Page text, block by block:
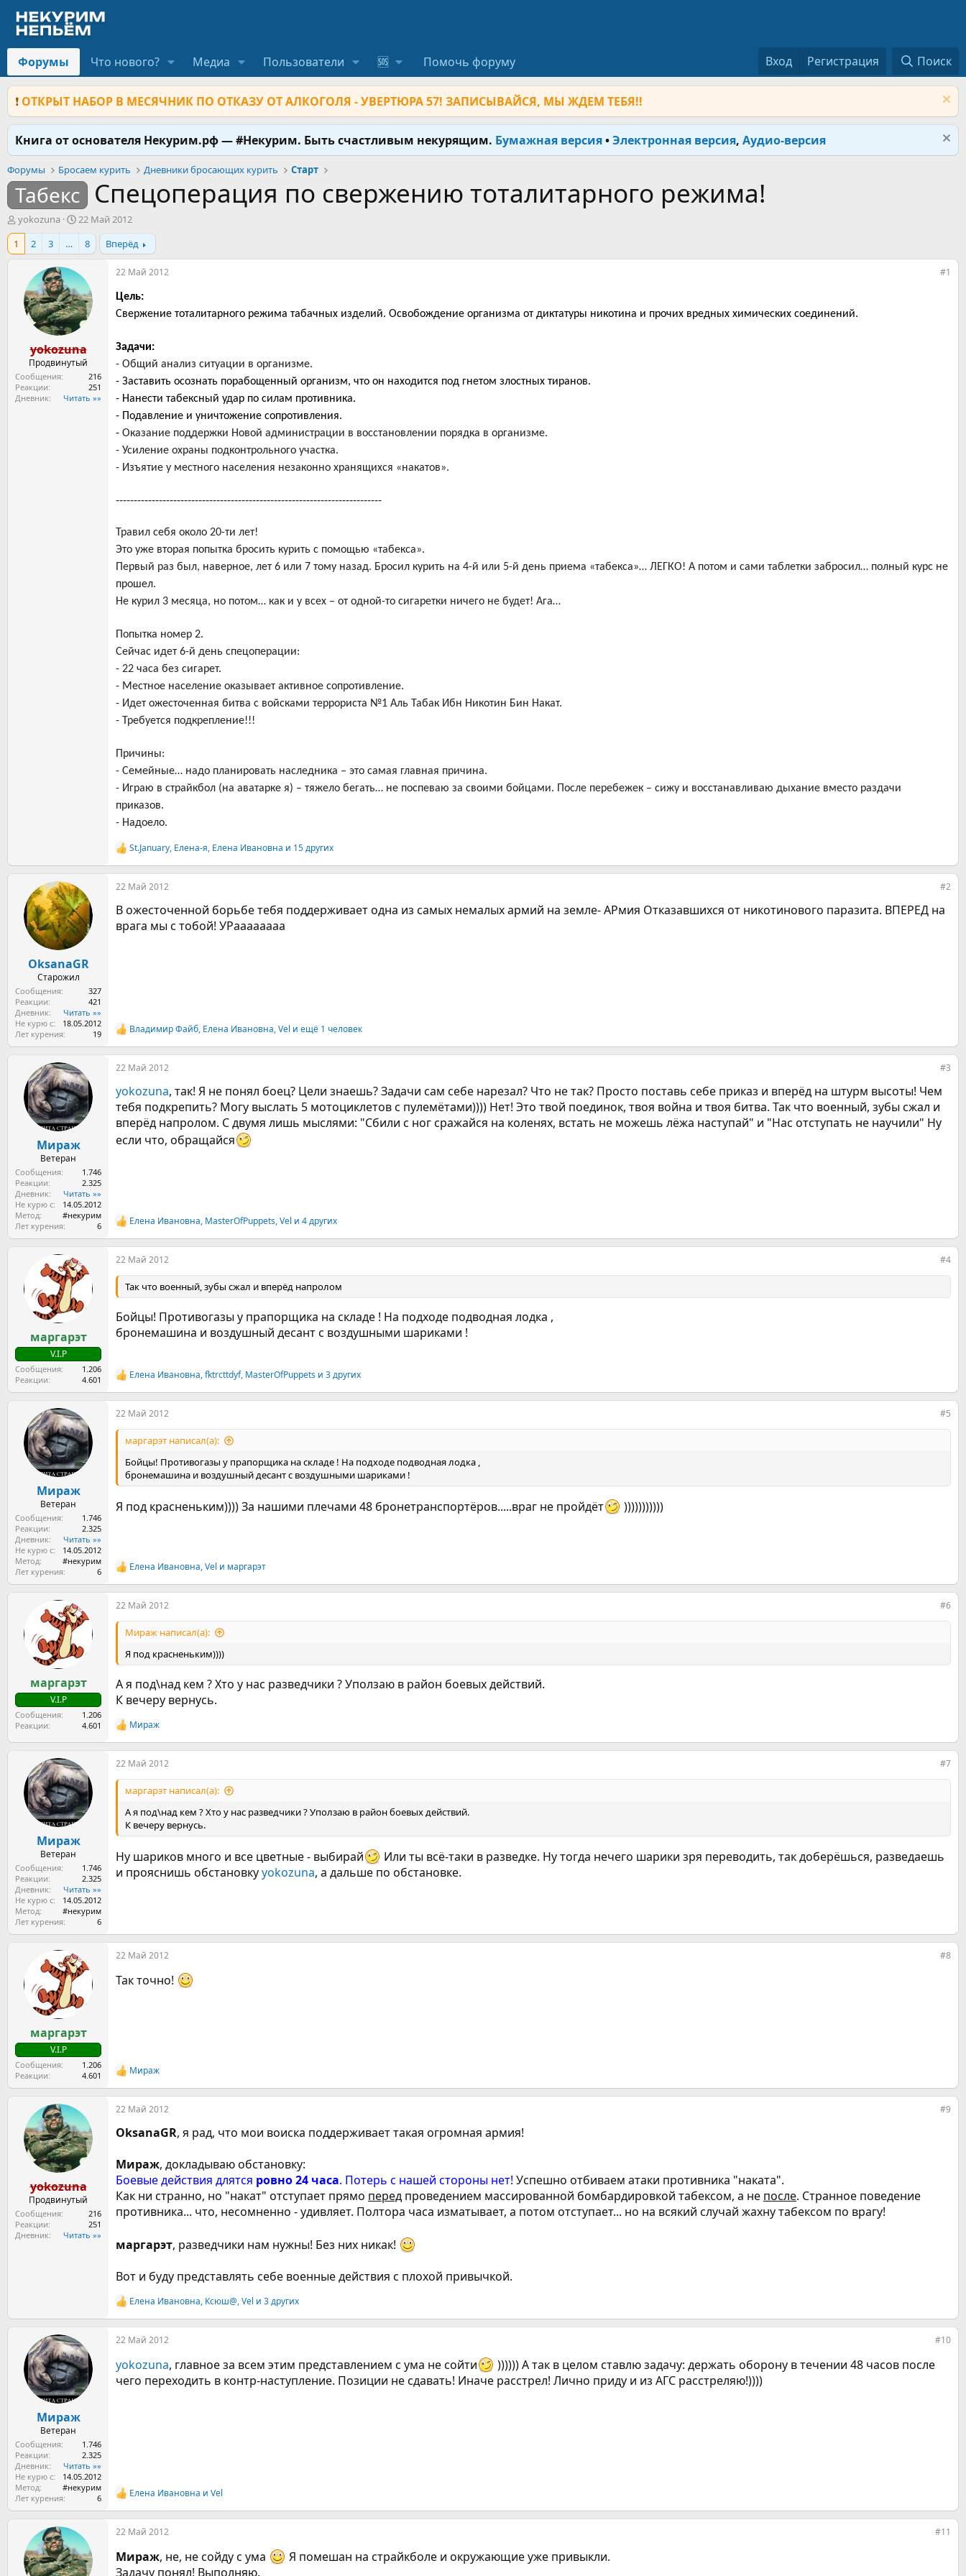
Форумы Что нового? Медиа Пользователи 🆘 Помочь форуму Вход Регистрация Поиск
❗ ОТКРЫТ НАБОР В МЕСЯЧНИК ПО ОТКАЗУ ОТ АЛКОГОЛЯ - УВЕРТЮРА 57! ЗАПИСЫВАЙСЯ, МЫ ЖДЕМ ТЕБЯ!!
Книга от основателя Некурим.рф — #Некурим. Быть счастливым некурящим. Бумажная версия•Электронная версия, Аудио-версия
Форумы Бросаем курить Дневники бросающих курить Старт
Табекс Спецоперация по свержению тоталитарного режима!
А
в
о
м
yokozuna
Д
а
а
н
а
ч
а
л
22 Май 2012
1
2 3 … 8 Вперёд
yokozuna
Продвинутый
Сообщения
216
Реакции
251
Дневник
Читать »»
22 Май 2012 #1
Цель:
Свержение тоталитарного режима табачных изделий. Освобождение организма от диктатуры никотина и прочих вредных химических соединений.
Задачи:
- Общий анализ ситуации в организме.
- Заставить осознать порабощенный организм, что он находится под гнетом злостных тиранов.
- Нанести табексный удар по силам противника.
- Подавление и уничтожение сопротивления.
- Оказание поддержки Новой администрации в восстановлении порядка в организме.
- Усиление охраны подконтрольного участка.
- Изъятие у местного населения незаконно хранящихся «накатов».
--------------------------------------------------------------------------
Травил себя около 20-ти лет!
Это уже вторая попытка бросить курить с помощью «табекса».
Первый раз был, наверное, лет 6 или 7 тому назад. Бросил курить на 4-й или 5-й день приема «табекса»… ЛЕГКО! А потом и сами таблетки забросил… полный курс не
прошел.
Не курил 3 месяца, но потом… как и у всех – от одной-то сигаретки ничего не будет! Ага…
Попытка номер 2.
Сейчас идет 6-й день спецоперации:
- 22 часа без сигарет.
- Местное население оказывает активное сопротивление.
- Идет ожесточенная битва с войсками террориста №1 Аль Табак Ибн Никотин Бин Накат.
- Требуется подкрепление!!!
Причины:
- Семейные… надо планировать наследника – это самая главная причина.
- Играю в страйкбол (на аватарке я) – тяжело бегать… не поспеваю за своими бойцами. После перебежек – сижу и восстанавливаю дыхание вместо раздачи
приказов.
- Надоело.
Р
е
а
к
и
и
:
St.January, Елена-я, Елена Ивановна и 15 других
OksanaGR
Старожил
Сообщения
327
Реакции
421
Дневник
Читать »»
Не курю с
18.05.2012
Лет курения
19
22 Май 2012 #2
В ожесточенной борьбе тебя поддерживает одна из самых немалых армий на земле- АРмия Отказавшихся от никотинового паразита. ВПЕРЕД на
врага мы с тобой! УРаааааааа
Р
е
а
к
и
и
Владимир Файб, Елена Ивановна,Vel и ещё 1 человек
Мираж
Ветеран
Сообщения
1.746
Реакции
2.325
Дневник
Читать »»
Не курю с
14.05.2012
Метод
#некурим
Лет курения
6
22 Май 2012 #3
yokozuna, так! Я не понял боец? Цели знаешь? Задачи сам себе нарезал? Что не так? Просто поставь себе приказ и вперёд на штурм высоты! Чем
тебя подкрепить? Могу выслать 5 мотоциклетов с пулемётами)))) Нет! Это твой поединок, твоя война и твоя битва. Так что военный, зубы сжал и
вперёд напролом. С двумя лишь мыслями: "Сбили с ног сражайся на коленях, встать не можешь лёжа наступай" и "Нас отступать не научили" Ну
если что, обращайся
Р
е
а
к
и
Елена Ивановна, MasterOfPuppets,Vel и 4 других
маргарэт
V.I.P
Сообщения
1.206
Реакции
4.601
22 Май 2012 #4
Так что военный, зубы сжал и вперёд напролом
Бойцы! Противогазы у прапорщика на складе ! На подходе подводная лодка ,
бронемашина и воздушный десант с воздушными шариками !
Р
е
а
к
Елена Ивановна,fktrcttdyf, MasterOfPuppets и 3 других
Мираж
Ветеран
Сообщения
1.746
Реакции
2.325
Дневник
Читать »»
Не курю с
14.05.2012
Метод
#некурим
Лет курения
6
22 Май 2012 #5
маргарэт написал(а):
Бойцы! Противогазы у прапорщика на складе ! На подходе подводная лодка ,
бронемашина и воздушный десант с воздушными шариками !
Я под красненьким)))) За нашими плечами 48 бронетранспортёров.....враг не пройдёт )))))))))))
Р
е
а
к
Елена Ивановна,Vel и маргарэт
маргарэт
V.I.P
Сообщения
1.206
Реакции
4.601
22 Май 2012 #6
Мираж написал(а):
Я под красненьким))))
А я под\над кем ? Хто у нас разведчики ? Уползаю в район боевых действий.
К вечеру вернусь.
Р
е
а
к
Мираж
Мираж
Ветеран
Сообщения
1.746
Реакции
2.325
Дневник
Читать »»
Не курю с
14.05.2012
Метод
#некурим
Лет курения
6
22 Май 2012 #7
маргарэт написал(а):
А я под\над кем ? Хто у нас разведчики ? Уползаю в район боевых действий.
К вечеру вернусь.
Ну шариков много и все цветные - выбирай
Или ты всё-таки в разведке. Ну тогда нечего шарики зря переводить, так доберёшься, разведаешь
и прояснишь обстановкуyokozuna, а дальше по обстановке.
маргарэт
V.I.P
Сообщения
1.206
Реакции
4.601
22 Май 2012 #8
Так точно!
Р
е
а
к
и
Мираж
yokozuna
Продвинутый
Сообщения
216
Реакции
251
Дневник
Читать »»
22 Май 2012 #9
OksanaGR, я рад, что мои воиска поддерживает такая огромная армия!
Мираж, докладываю обстановку:
Боевые действия длятся ровно 24 часа. Потерь с нашей стороны нет! Успешно отбиваем атаки противника "наката".
Как ни странно, но "накат" отступает прямо перед проведением массированной бомбардировкой табексом, а не после. Странное поведение
противника... что, несомненно - удивляет. Полтора часа изматывает, а потом отступает... но на всякий случай жахну табексом по врагу!
маргарэт, разведчики нам нужны! Без них никак!
Вот и буду представлять себе военные действия с плохой привычкой.
Р
е
а
к
и
и
:
Елена Ивановна, Ксюш@,Vel и 3 других
Мираж
Ветеран
Сообщения
1.746
Реакции
2.325
Дневник
Читать »»
Не курю с
14.05.2012
Метод
#некурим
Лет курения
6
22 Май 2012 #10
yokozuna, главное за всем этим представлением с ума не сойти
)))))) А так в целом ставлю задачу: держать оборону в течении 48 часов после
чего переходить в контр-наступление. Позиции не сдавать! Иначе расстрел! Лично приду и из АГС расстреляю!))))
Р
е
а
к
и
и
Елена Ивановна и Vel
22 Май 2012 #11
Мираж, не, не сойду с ума
Я помешан на страйкболе и окружающие уже привыкли.
Задачу понял! Выполняю.